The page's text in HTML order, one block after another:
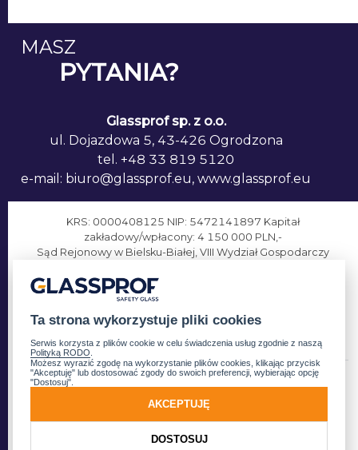
MASZ
PYTANIA?
Glassprof sp. z o.o.
ul. Dojazdowa 5, 43-426 Ogrodzona
tel. +48 33 819 5120
e-mail: biuro@glassprof.eu, www.glassprof.eu
KRS: 0000408125 NIP: 5472141897 Kapitał
zakładowy/wpłacony: 4 150 000 PLN,-
Sąd Rejonowy w Bielsku-Białej, VIII Wydział Gospodarczy
Adres do e-doręczeń: AE:PL-14645-65477-GIAHF-31
Member of:
Copyright © 2026
Glassprof Sp. z o.o.
Ta strona wykorzystuje pliki cookies
Serwis korzysta z plików cookie w celu świadczenia usług zgodnie z naszą
Polityką RODO
Możesz wyrazić zgodę na wykorzystanie plików cookies, klikając przycisk
"Akceptuję" lub dostosować zgody do swoich preferencji, wybierając opcję
"Dostosuj".
AKCEPTUJĘ
DOSTOSUJ